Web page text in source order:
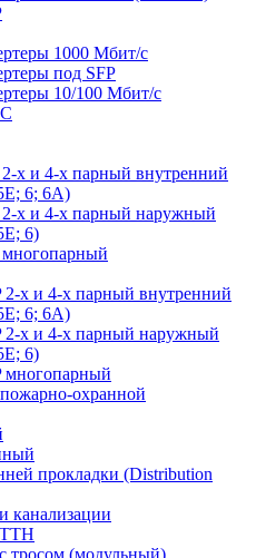
1000 Мбит/с
под SFP
10/100 Мбит/с
х и 4-х парный внутренний
6; 6А)
2-х и 4-х парный наружный
6)
многопарный
2-х и 4-х парный внутренний
6; 6А)
2-х и 4-х парный наружный
6)
многопарный
охранной
прокладки (Distribution
канализации
тросом (модульный)